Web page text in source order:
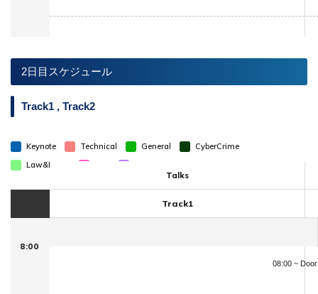
2日目スケジュール
Track1 , Track2
Keynote Technical General
CyberCrime
Law&Policy
10月28日 タイムテーブル
Talks
Track1
8:00
08:00 ~